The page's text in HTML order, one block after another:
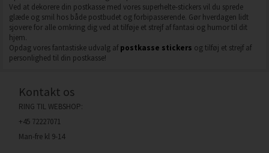
Ved at dekorere din postkasse med vores superhelte-stickers vil du sprede
glæde og smil hos både postbudet og forbipasserende. Gør hverdagen lidt
sjovere for alle omkring dig ved at tilføje et strejf af fantasi og humor til dit
hjem.
Opdag vores fantastiske udvalg af postkasse stickers og tilføj et strejf af
personlighed til din postkasse!
Kontakt os
RING TIL WEBSHOP:
+45 72227071
Man-fre kl 9-14